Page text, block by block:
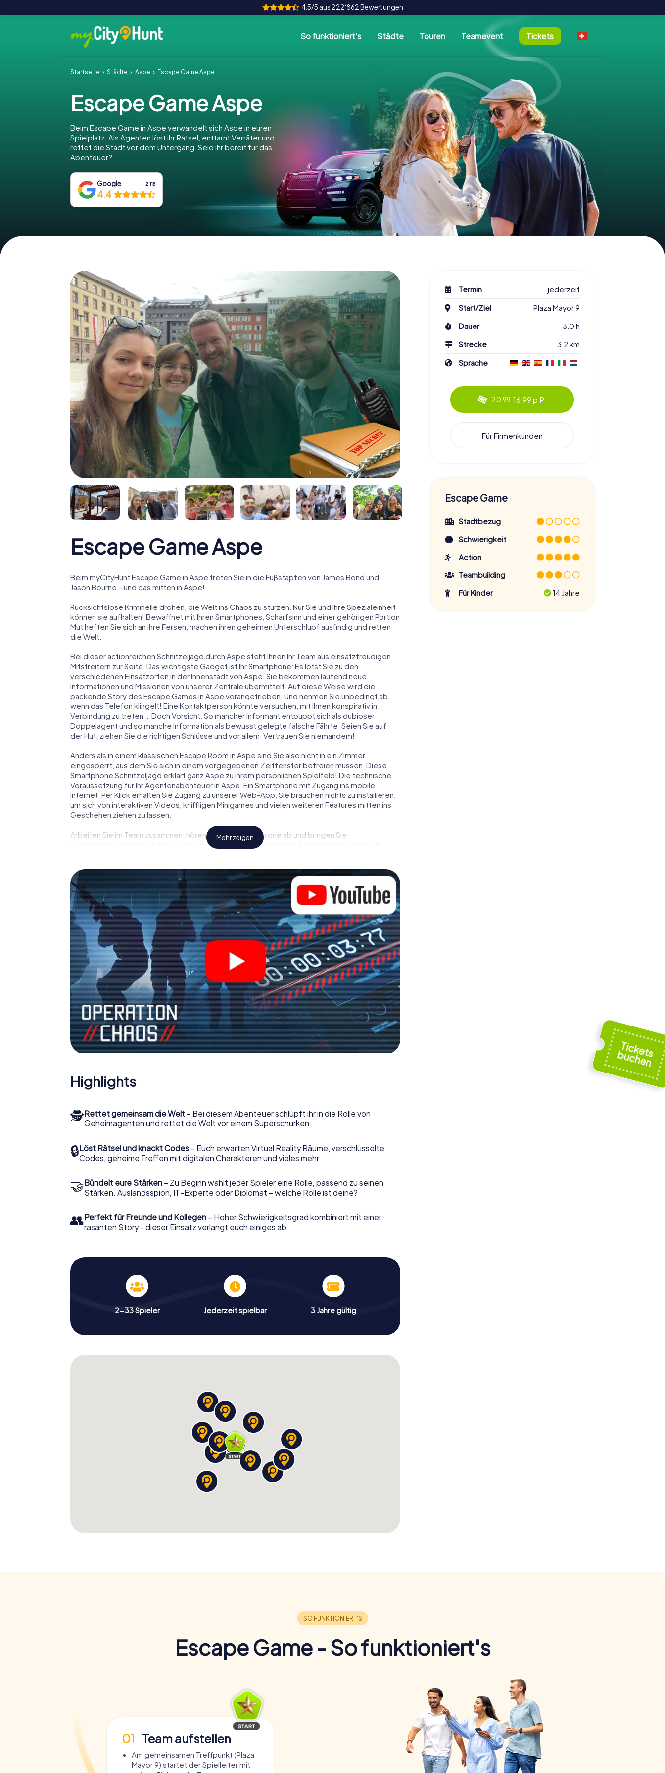
4.5/5 aus 222‘862 Bewertungen
So funktioniert's Städte Touren Teamevent Tickets
Startseite Städte Aspe Escape Game Aspe
Escape Game Aspe
Beim Escape Game in Aspe verwandelt sich Aspe in euren
Spielplatz. Als Agenten löst ihr Rätsel, enttarnt Verräter und
rettet die Stadt vor dem Untergang. Seid ihr bereit für das
Abenteuer?
Google 2‘118
4.4
Escape Game Aspe
Beim myCityHunt Escape Game in Aspe treten Sie in die Fußstapfen von James Bond und
Jason Bourne – und das mitten in Aspe!
Rücksichtslose Kriminelle drohen, die Welt ins Chaos zu stürzen. Nur Sie und Ihre Spezialeinheit
können sie aufhalten! Bewaffnet mit Ihren Smartphones, Scharfsinn und einer gehörigen Portion
Mut heften Sie sich an ihre Fersen, machen ihren geheimen Unterschlupf ausfindig und retten
die Welt.
Bei dieser actionreichen Schnitzeljagd durch Aspe steht Ihnen Ihr Team aus einsatzfreudigen
Mitstreitern zur Seite. Das wichtigste Gadget ist Ihr Smartphone: Es lotst Sie zu den
verschiedenen Einsatzorten in der Innenstadt von Aspe. Sie bekommen laufend neue
Informationen und Missionen von unserer Zentrale übermittelt. Auf diese Weise wird die
packende Story des Escape Games in Aspe vorangetrieben. Und nehmen Sie unbedingt ab,
wenn das Telefon klingelt! Eine Kontaktperson könnte versuchen, mit Ihnen konspirativ in
Verbindung zu treten … Doch Vorsicht: So mancher Informant entpuppt sich als dubioser
Doppelagent und so manche Information als bewusst gelegte falsche Fährte. Seien Sie auf
der Hut, ziehen Sie die richtigen Schlüsse und vor allem: Vertrauen Sie niemandem!
Anders als in einem klassischen Escape Room in Aspe sind Sie also nicht in ein Zimmer
eingesperrt, aus dem Sie sich in einem vorgegebenen Zeitfenster befreien müssen. Diese
Smartphone Schnitzeljagd erklärt ganz Aspe zu Ihrem persönlichen Spielfeld! Die technische
Voraussetzung für Ihr Agentenabenteuer in Aspe: Ein Smartphone mit Zugang ins mobile
Internet. Per Klick erhalten Sie Zugang zu unserer Web-App. Sie brauchen nichts zu installieren,
um sich von interaktiven Videos, kniffligen Minigames und vielen weiteren Features mitten ins
Geschehen ziehen zu lassen.
Arbeiten Sie im Team zusammen, hören Sie feindliche Spione ab und bringen Sie
Verbindungspersonen auf Ihre Seite. Bei diesem Escape Game in Aspe müssen Sie und Ihr
Team im Highscore von Aspe und erhalten Zugang zu Ihrer ganz persönlichen Bildergalerie. Das
myCityHunt Escape Game macht Aspe zu Ihrem ganz persönlichen Erlebnisspielplatz. Holen
Sie sich Ihre Tickets in die Welt der Spionage und Geheimagenten und verwandeln Sie Aspe in
einen Outdoor Escape Room!
Mehr zeigen
Highlights
🕵Rettet gemeinsam die Welt – Bei diesem Abenteuer schlüpft ihr in die Rolle von
Geheimagenten und rettet die Welt vor einem Superschurken.
🔒Löst Rätsel und knackt Codes – Euch erwarten Virtual Reality Räume, verschlüsselte
Codes, geheime Treffen mit digitalen Charakteren und vieles mehr.
🤝Bündelt eure Stärken – Zu Beginn wählt jeder Spieler eine Rolle, passend zu seinen
Stärken. Auslandsspion, IT-Experte oder Diplomat – welche Rolle ist deine?
👥Perfekt für Freunde und Kollegen – Hoher Schwierigkeitsgrad kombiniert mit einer
rasanten Story - dieser Einsatz verlangt euch einiges ab.
2-33 Spieler Jederzeit spielbar 3 Jahre gültig
Termin
jederzeit
Start/Ziel
Plaza Mayor 9
Dauer
3.0 h
Strecke
3.2 km
Sprache
20.99 16.99 p.P.
Für Firmenkunden
Escape Game
Stadtbezug
Schwierigkeit
Action
Teambuilding
Für Kinder
14 Jahre
Escape Game - So funktioniert's
01 Team aufstellen
Am gemeinsamen Treffpunkt (Plaza
Mayor 9) startet der Spielleiter mit